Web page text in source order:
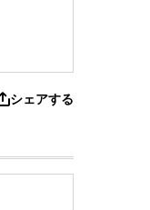
シェアする